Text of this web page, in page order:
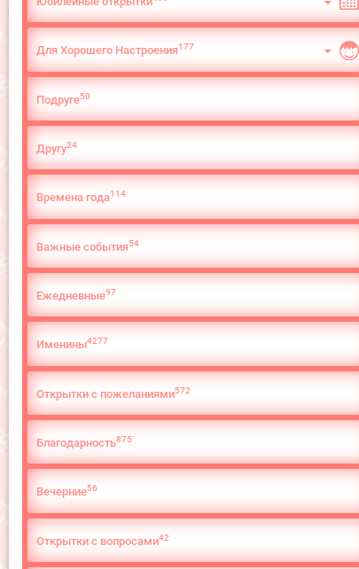
Для Хорошего Настроения177
Подруге50
Другу24
Времена года114
Важные события54
Ежедневные97
Именины4277
Открытки с пожеланиями572
Благодарность875
Вечерние56
Открытки с вопросами42